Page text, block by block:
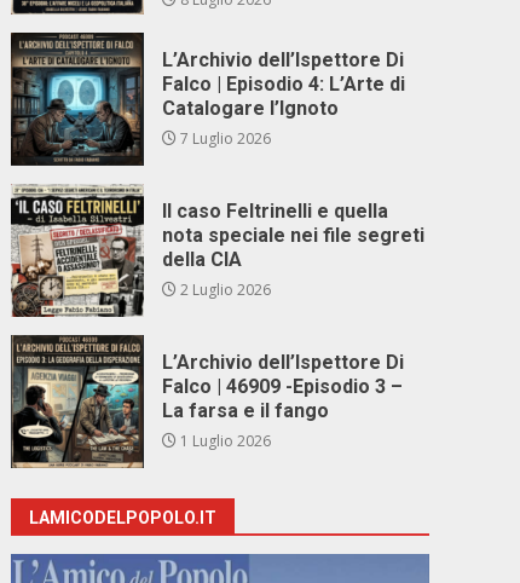
L’Archivio dell’Ispettore Di
Falco | Episodio 4: L’Arte di
Catalogare l’Ignoto
7 Luglio 2026
Il caso Feltrinelli e quella
nota speciale nei file segreti
della CIA
2 Luglio 2026
L’Archivio dell’Ispettore Di
Falco | 46909 -Episodio 3 –
La farsa e il fango
1 Luglio 2026
LAMICODELPOPOLO.IT